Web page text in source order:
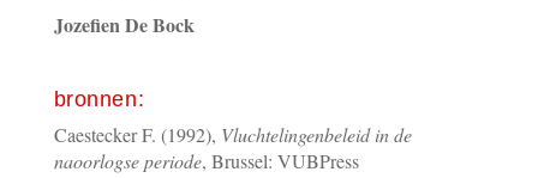
Jozefien De Bock
bronnen:
Caestecker F. (1992), Vluchtelingenbeleid in de
naoorlogse periode, Brussel: VUBPress